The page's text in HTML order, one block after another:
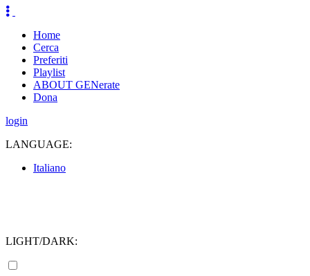
Home
Cerca
Preferiti
Playlist
ABOUT GENerate
Dona
login
LANGUAGE:
Italiano
LIGHT/DARK: